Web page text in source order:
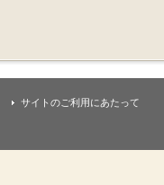
サイトのご利用にあたって